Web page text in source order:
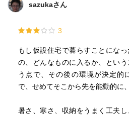
sazukaさん
3
もし仮設住宅で暮らすことにな
の、どんなものに入るか、とい
う点で、その後の環境が決定的
で、せめてそこから先を能動的に
暑さ、寒さ、収納をうまく工夫